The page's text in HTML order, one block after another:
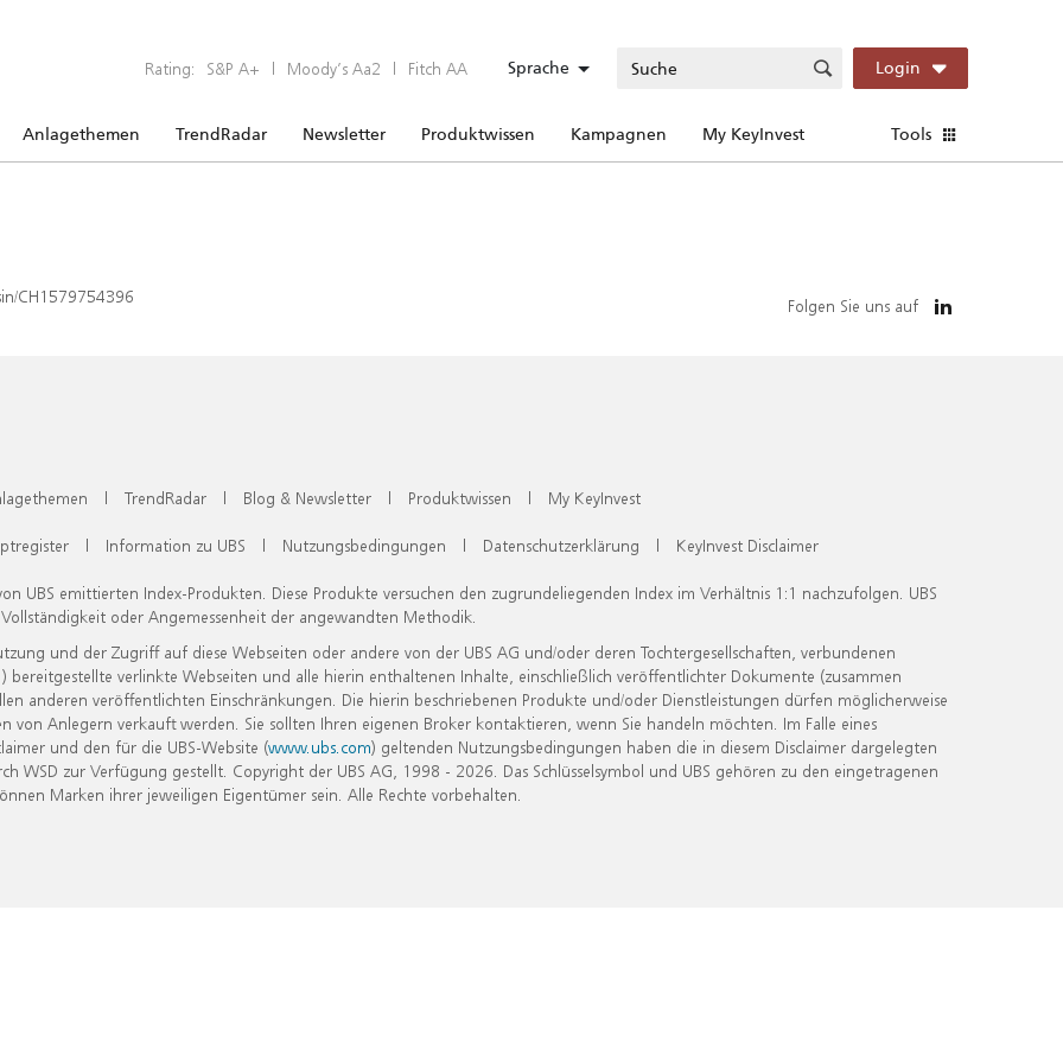
Rating: S&P A+ | Moody’s Aa2 | Fitch AA Sprache Login
Anlagethemen TrendRadar Newsletter Produktwissen Kampagnen My KeyInvest Tools
CH1579754396 Folgen Sie uns auf
| TrendRadar | Blog & Newsletter | Produktwissen | My KeyInvest
| Information zu UBS | Nutzungsbedingungen | Datenschutzerklärung | KeyInvest Disclaimer
UBS emittierten Index-Produkten. Diese Produkte versuchen den zugrundeliegenden Index im Verhältnis 1:1 nachzufolgen. UBS
oder Angemessenheit der angewandten Methodik.
und der Zugriff auf diese Webseiten oder andere von der UBS AG und/oder deren Tochtergesellschaften, verbundenen
verlinkte Webseiten und alle hierin enthaltenen Inhalte, einschließlich veröffentlichter Dokumente (zusammen
anderen veröffentlichten Einschränkungen. Die hierin beschriebenen Produkte und/oder Dienstleistungen dürfen möglicherweise
Anlegern verkauft werden. Sie sollten Ihren eigenen Broker kontaktieren, wenn Sie handeln möchten. Im Falle eines
und den für die UBS-Website (www.ubs.com) geltenden Nutzungsbedingungen haben die in diesem Disclaimer dargelegten
zur Verfügung gestellt. Copyright der UBS AG, 1998 - 2026. Das Schlüsselsymbol und UBS gehören zu den eingetragenen
Marken ihrer jeweiligen Eigentümer sein. Alle Rechte vorbehalten.